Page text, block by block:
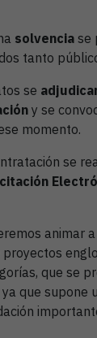
solvencia se
tanto
se
y se
momento.
se
animar
que se
que supone